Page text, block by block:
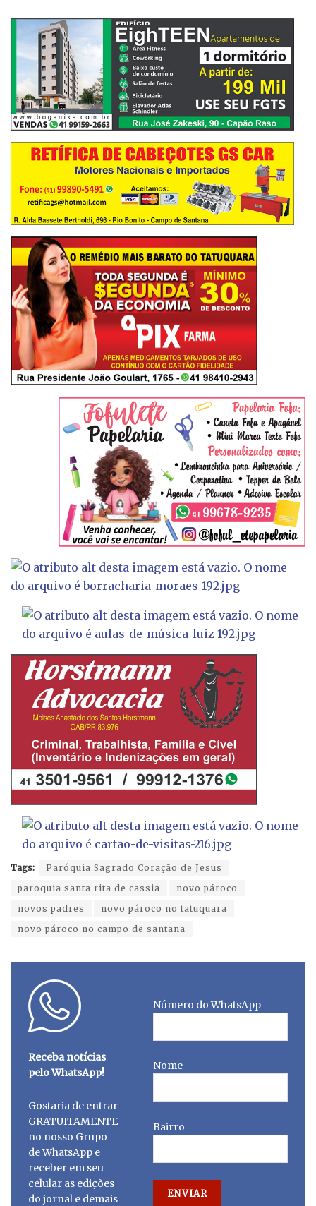
Tags:
Paróquia Sagrado Coração de Jesus
paroquia santa rita de cassia
novo pároco
novos padres
novo pároco no tatuquara
novo pároco no campo de santana
Receba notícias
pelo WhatsApp!
Gostaria de entrar
GRATUITAMENTE
no nosso Grupo
de WhatsApp e
receber em seu
celular as edições
do jornal e demais
Número do WhatsApp
Nome
Bairro